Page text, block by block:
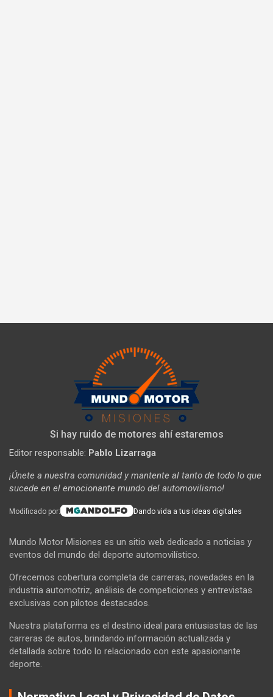
Si hay ruido de motores ahí estaremos
Editor responsable: Pablo Lizarraga
¡Únete a nuestra comunidad y mantente al tanto de todo lo que
sucede en el emocionante mundo del automovilismo!
Modificado por: Dando vida a tus ideas digitales
Mundo Motor Misiones es un sitio web dedicado a noticias y
eventos del mundo del deporte automovilístico.
Ofrecemos cobertura completa de carreras, novedades en la
industria automotriz, análisis de competiciones y entrevistas
exclusivas con pilotos destacados.
Nuestra plataforma es el destino ideal para entusiastas de las
carreras de autos, brindando información actualizada y
detallada sobre todo lo relacionado con este apasionante
deporte.